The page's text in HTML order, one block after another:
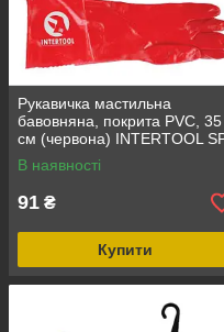
Рукавичка мастильна
бавовняна, покрита PVC, 35
см (червона) INTERTOOL
0007
В наявності
91 ₴
Купити